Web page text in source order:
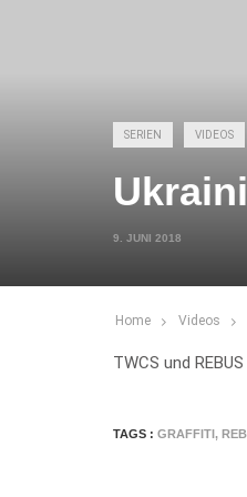
SERIEN VIDEOS
9. JUNI 2018
Home Videos
TWCS und
TAGS : GRAFFITI,